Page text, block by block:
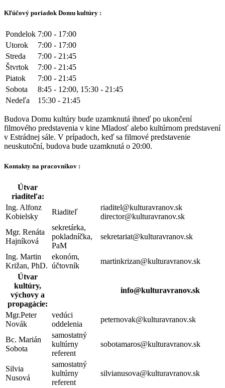
Kľúčový poriadok Domu kultúry :
Pondelok 7:00 - 17:00
Utorok
7:00 - 17:00
Streda
7:00 - 21:45
Štvrtok
7:00 - 21:45
Piatok
7:00 - 21:45
Sobota
8:45 - 12:00, 15:30 - 21:45
Nedeľa
15:30 - 21:45
Budova Domu kultúry bude uzamknutá ihneď po ukončení
filmového predstavenia v kine Mladosť alebo kultúrnom predstavení
v Estrádnej sále. V prípadoch, keď sa filmové predstavenie
neuskutoční, budova bude uzamknutá o 20:00.
Kontakty na pracovníkov :
Útvar
riaditeľa:
Ing. Alfonz
Kobielsky
Riaditeľ
riaditel@kulturavranov.sk
director@kulturavranov.sk
Mgr. Renáta
Hajníková
sekretárka,
pokladníčka,
PaM
sekretariat@kulturavranov.sk
Ing. Martin
Križan, PhD.
ekonóm,
účtovník
martinkrizan@kulturavranov.sk
Útvar
kultúry,
výchovy a
propagácie:
info@kulturavranov.sk
Mgr.Peter
Novák
vedúci
oddelenia
peternovak@kulturavranov.sk
Bc. Marián
Sobota
samostatný
kultúrny
referent
sobotamaros@kulturavranov.sk
Silvia
Nusová
samostatný
kultúrny
referent
silvianusova@kulturavranov.sk